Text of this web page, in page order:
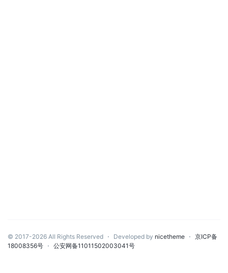
© 2017-2026 All Rights Reserved ⋅ Developed by nicetheme ⋅ 京ICP备
18008356号 ⋅ 公安网备11011502003041号